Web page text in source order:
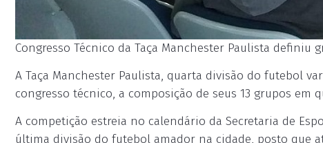
Congresso Técnico da Taça Manchester Paulista definiu
A Taça Manchester Paulista, quarta divisão do futebol
congresso técnico, a composição de seus 13 grupos
A competição estreia no calendário da Secretaria de
última divisão do futebol amador na cidade, posto que